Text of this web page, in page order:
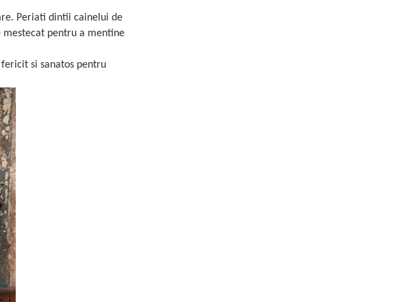
Periati dintii cainelui de
pentru a mentine
si sanatos pentru